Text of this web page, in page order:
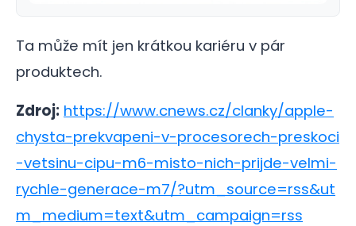
Ta může mít jen krátkou kariéru v pár
produktech.
Zdroj: https://www.cnews.cz/clanky/apple-
chysta-prekvapeni-v-procesorech-preskoci
-vetsinu-cipu-m6-misto-nich-prijde-velmi-
rychle-generace-m7/?utm_source=rss&ut
m_medium=text&utm_campaign=rss